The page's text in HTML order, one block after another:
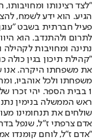
"לצד רצינותו
הגיע. הוא ידע לשמח,
פעיל חברתית בשבט
לתרום ולהתנדב. הוא
נתינה ומחויבות לקהילה
"קהילת תיכון בגין
את משפחתו היקרה. אנו
משפחתו ולכל אוהביו,
1 בבית הספר. יהי זכרו של אדם ברוך ונצור בליבנו לעד.
ראש הממשלה בנימין
שולחים את תנחומינו
אדם צרפתי ז״ל, שנפל
"אדם ז״ל, לוחם קומנדו